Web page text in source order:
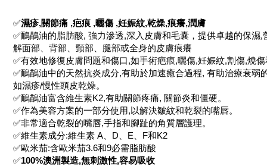
✅濕疹,關節痛 ,疤痕 ,曬傷 ,妊娠紋,乾燥,痕癢,潤膚
✅鴯鶓油的脂肪酸, 強力滲透,深入皮膚和毛囊，提供卓越的保濕,
解面部、背部、頸部、腿部或全身的皮膚痕癢
✅有效地修復皮膚問題和傷口,如手術疤痕,曬傷,妊娠紋,割傷,燒
✅鴯鶓油中的天然抗炎成分,有助於加速癒合過程, 有助治療衰弱
如濕疹/慢性頭皮乾燥。
✅鴯鶓油富含維生素K2,有助關節疼痛, 關節炎和僵硬。
✅作為美容方案的一部分使用,以解決皺紋和乾裂的嘴唇。
✅非常適合乾裂的嘴唇,手指和腳趾的角質層護理。
✅維生素成分:維生素 A、D、E、F和K2
✅歐米茄:含歐米茄3.6和9必需脂肪酸
✅100%澳洲製造,無刺激性,容易吸收